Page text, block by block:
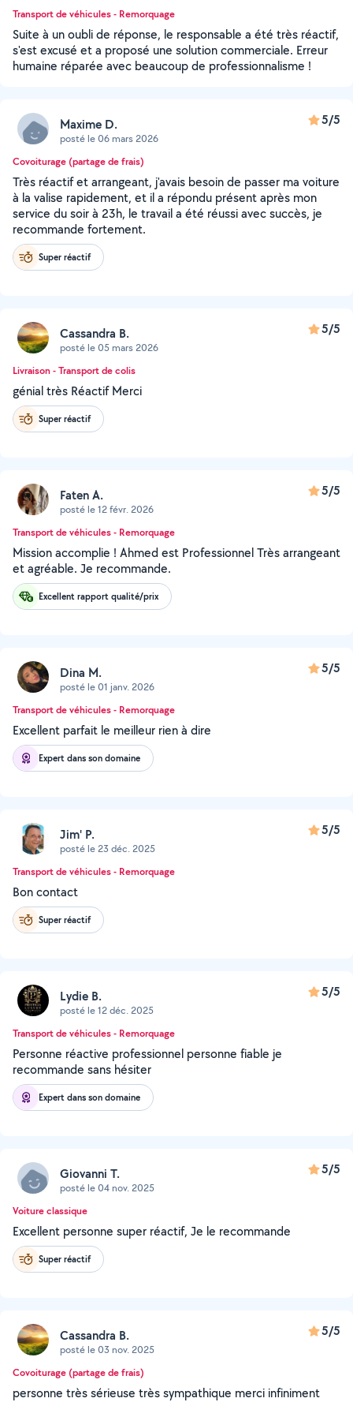
Transport de véhicules - Remorquage
Suite à un oubli de réponse, le responsable a été très réactif,
s'est excusé et a proposé une solution commerciale. Erreur
humaine réparée avec beaucoup de professionnalisme !
Maxime D.
posté le 06 mars 2026
5/5
Covoiturage (partage de frais)
Très réactif et arrangeant, j'avais besoin de passer ma voiture
à la valise rapidement, et il a répondu présent après mon
service du soir à 23h, le travail a été réussi avec succès, je
recommande fortement.
Super réactif
Cassandra B.
posté le 05 mars 2026
5/5
Livraison - Transport de colis
génial très Réactif Merci
Super réactif
Faten A.
posté le 12 févr. 2026
5/5
Transport de véhicules - Remorquage
Mission accomplie ! Ahmed est Professionnel Très arrangeant
et agréable. Je recommande.
Excellent rapport qualité/prix
Dina M.
posté le 01 janv. 2026
5/5
Transport de véhicules - Remorquage
Excellent parfait le meilleur rien à dire
Expert dans son domaine
Jim' P.
posté le 23 déc. 2025
5/5
Transport de véhicules - Remorquage
Bon contact
Super réactif
Lydie B.
posté le 12 déc. 2025
5/5
Transport de véhicules - Remorquage
Personne réactive professionnel personne fiable je
recommande sans hésiter
Expert dans son domaine
Giovanni T.
posté le 04 nov. 2025
5/5
Voiture classique
Excellent personne super réactif, Je le recommande
Super réactif
Cassandra B.
posté le 03 nov. 2025
5/5
Covoiturage (partage de frais)
personne très sérieuse très sympathique merci infiniment